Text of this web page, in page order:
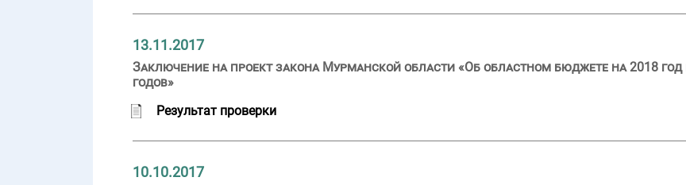
13.11.2017
Заключение на проект закона Мурманской области «Об областном бюджете на 2018
годов»
Результат проверки
10.10.2017